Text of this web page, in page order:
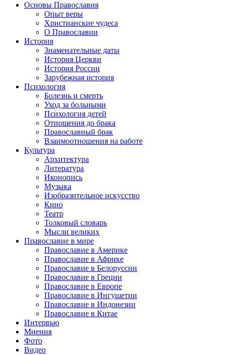
Основы Православия
Опыт веры
Христианские чудеса
О Православии
История
Знаменательные даты
История Церкви
История России
Зарубежная история
Психология
Болезнь и смерть
Уход за больными
Психология детей
Отношения до брака
Православный брак
Взаимоотношения на работе
Культура
Архитектура
Литература
Иконопись
Музыка
Изобразительное искусство
Кино
Театр
Толковый словарь
Мысли великих
Православие в мире
Православие в Америке
Православие в Африке
Православие в Белоруссии
Православие в Греции
Православие в Европе
Православие в Ингушетии
Православие в Индонезии
Православие в Китае
Интервью
Мнения
Фото
Видео